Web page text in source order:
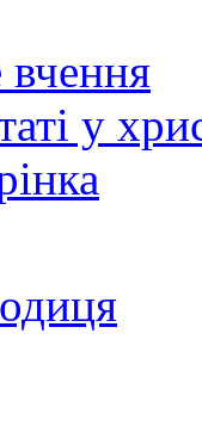
вчення
у